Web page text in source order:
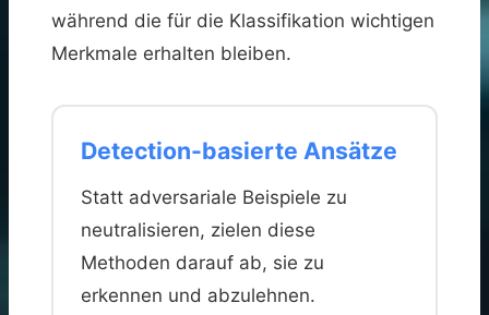
während die für die Klassifikation wichtigen
Merkmale erhalten bleiben.
Detection-basierte Ansätze
Statt adversariale Beispiele zu
neutralisieren, zielen diese
Methoden darauf ab, sie zu
erkennen und abzulehnen.